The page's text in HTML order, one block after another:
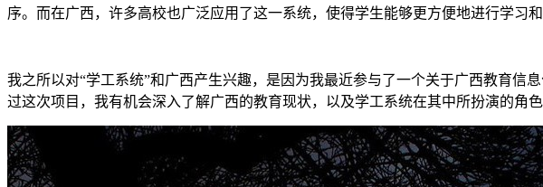
序。而在广西，许多高校也广泛应用了这一系统，使得学生能够更方便地进行学习和
我之所以对“学工系统”和广西产生兴趣，是因为我最近参与了一个关于广西教育
过这次项目，我有机会深入了解广西的教育现状，以及学工系统在其中所扮演的角色